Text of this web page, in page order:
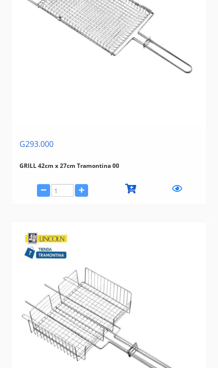
G293.000
GRILL 42cm x 27cm Tramontina 00